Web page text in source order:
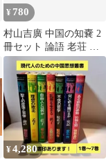
¥ 780
村山吉廣 中国の知嚢 2
冊セット 論語 老荘 史
記 孫子の兵法
¥4,280